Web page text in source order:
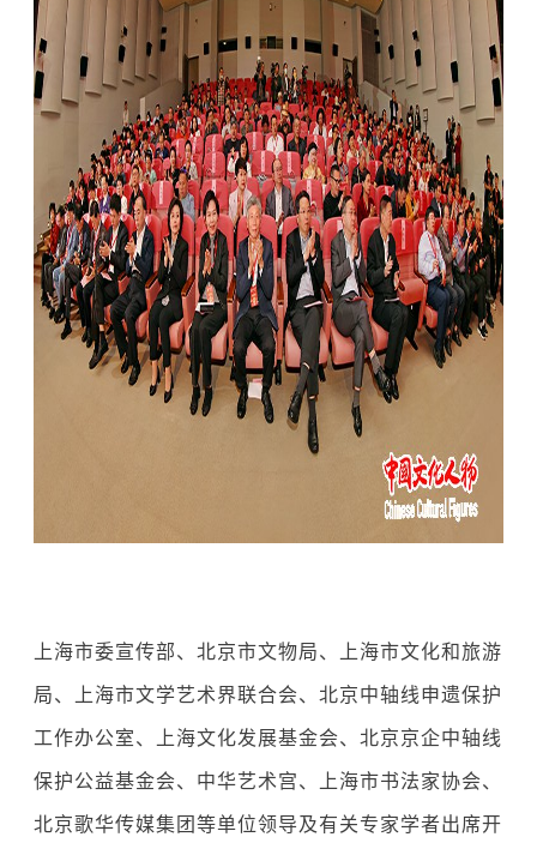
上海市委宣传部、北京市文物局、上海市文化和旅游
局、上海市文学艺术界联合会、北京中轴线申遗保护
工作办公室、上海文化发展基金会、北京京企中轴线
保护公益基金会、中华艺术宫、上海市书法家协会、
北京歌华传媒集团等单位领导及有关专家学者出席开